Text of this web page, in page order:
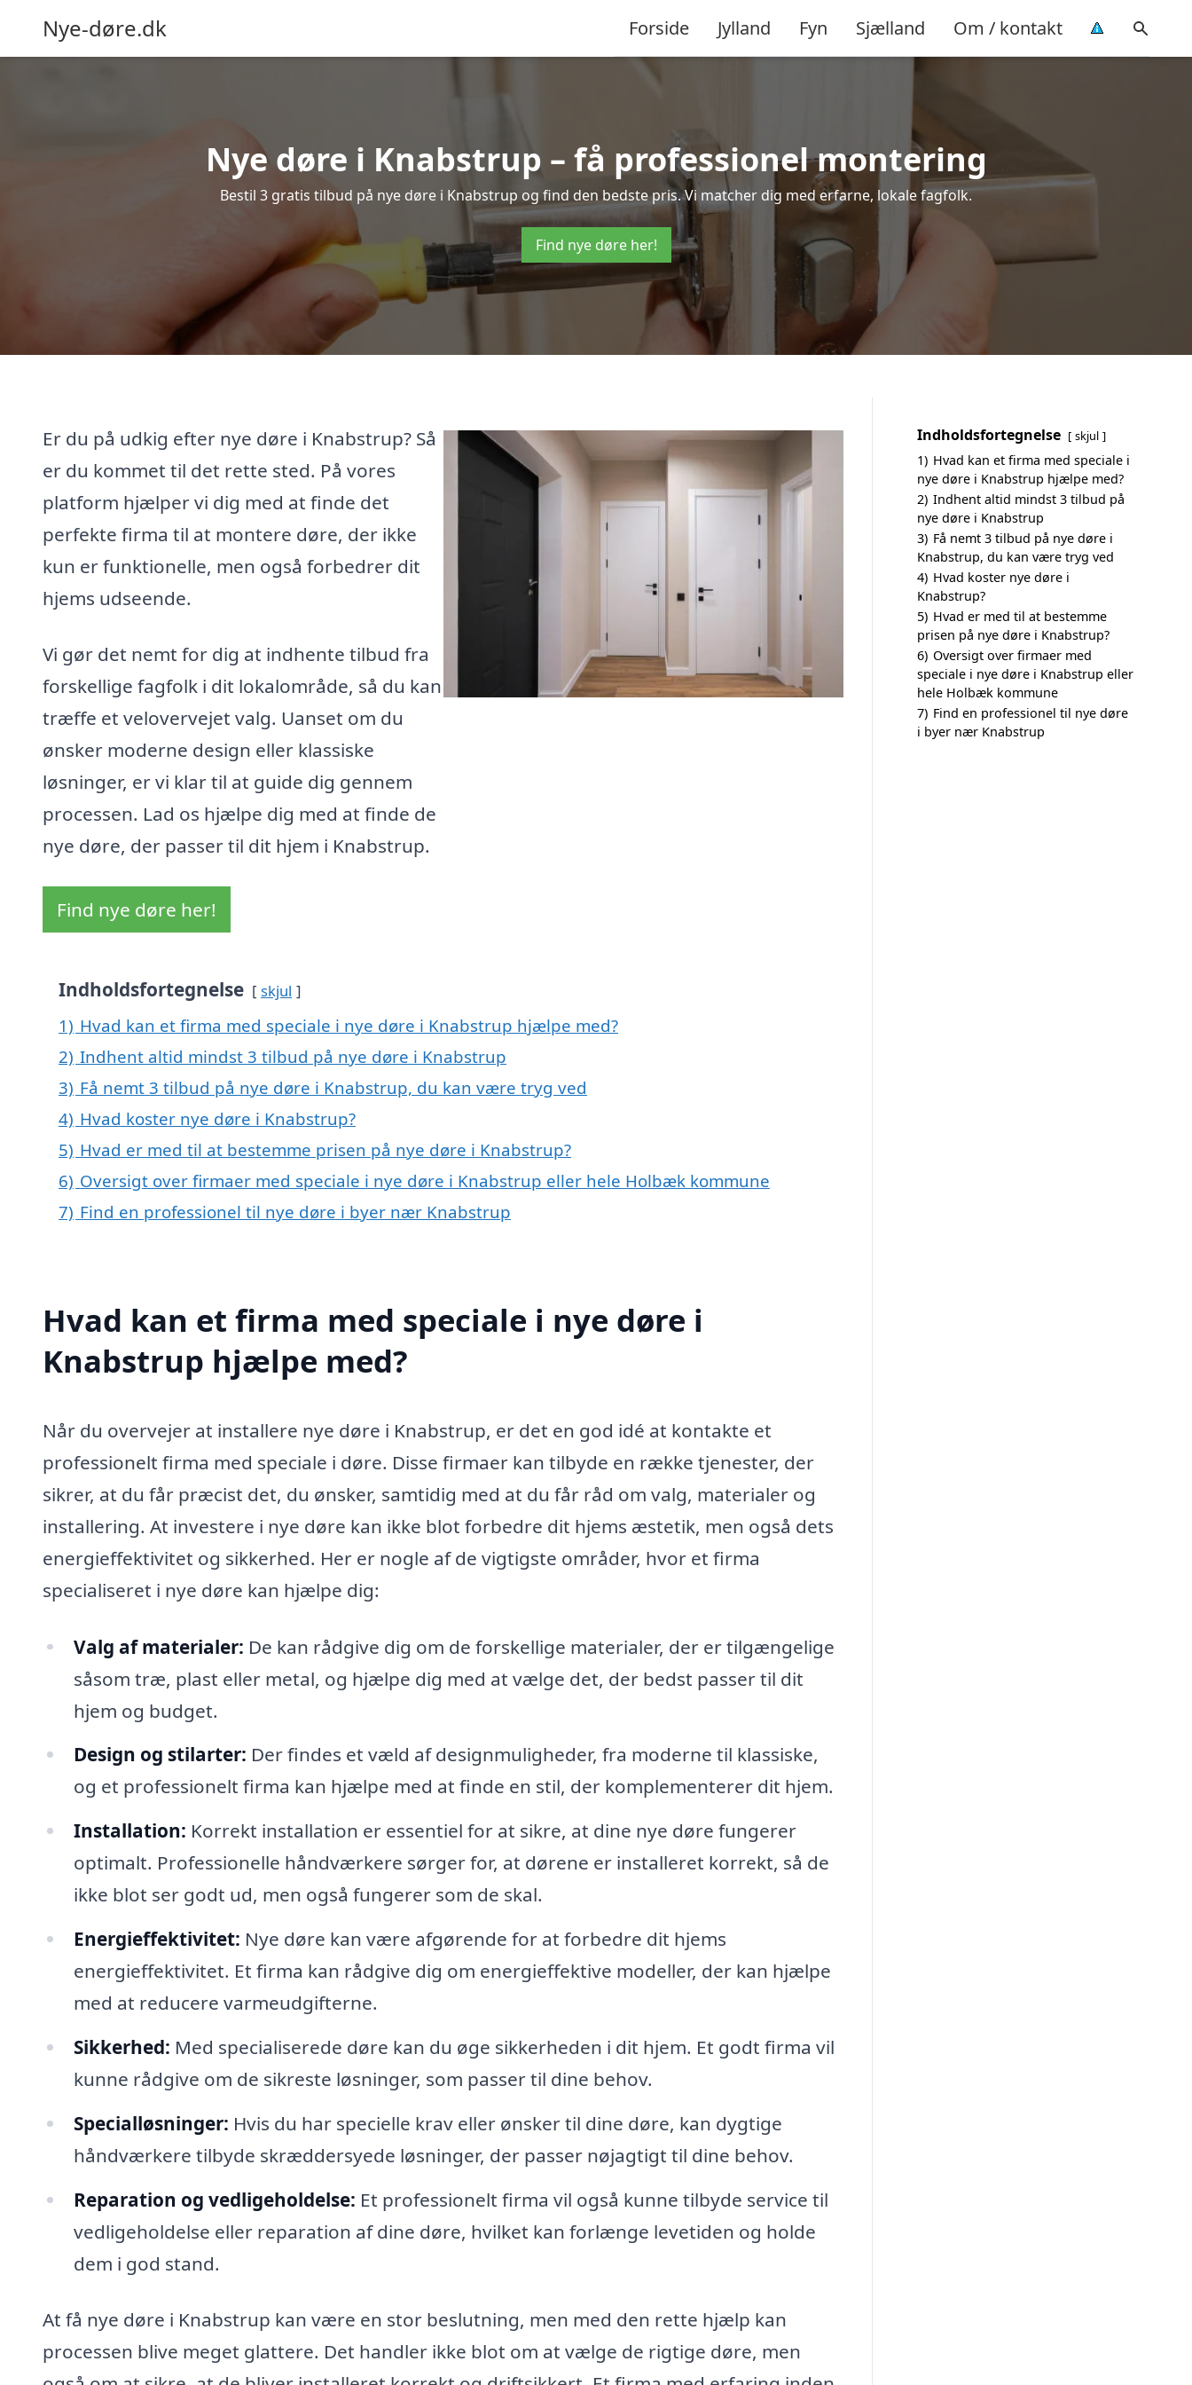
Nye-døre.dk Forside Jylland Fyn Sjælland Om / kontakt
Nye døre i Knabstrup – få professionel montering
Bestil 3 gratis tilbud på nye døre i Knabstrup og find den bedste pris. Vi matcher dig med erfarne, lokale fagfolk.
Find nye døre her!
Er du på udkig efter nye døre i Knabstrup? Så
er du kommet til det rette sted. På vores
platform hjælper vi dig med at finde det
perfekte firma til at montere døre, der ikke
kun er funktionelle, men også forbedrer dit
hjems udseende.
Vi gør det nemt for dig at indhente tilbud fra
forskellige fagfolk i dit lokalområde, så du kan
træffe et velovervejet valg. Uanset om du
ønsker moderne design eller klassiske
løsninger, er vi klar til at guide dig gennem
processen. Lad os hjælpe dig med at finde de
nye døre, der passer til dit hjem i Knabstrup.
Find nye døre her!
Indholdsfortegnelse skjul
1) Hvad kan et firma med speciale i nye døre i Knabstrup hjælpe med?
2) Indhent altid mindst 3 tilbud på nye døre i Knabstrup
3) Få nemt 3 tilbud på nye døre i Knabstrup, du kan være tryg ved
4) Hvad koster nye døre i Knabstrup?
5) Hvad er med til at bestemme prisen på nye døre i Knabstrup?
6) Oversigt over firmaer med speciale i nye døre i Knabstrup eller hele Holbæk kommune
7) Find en professionel til nye døre i byer nær Knabstrup
Hvad kan et firma med speciale i nye døre i
Knabstrup hjælpe med?
Når du overvejer at installere nye døre i Knabstrup, er det en god idé at kontakte et
professionelt firma med speciale i døre. Disse firmaer kan tilbyde en række tjenester, der
sikrer, at du får præcist det, du ønsker, samtidig med at du får råd om valg, materialer og
installering. At investere i nye døre kan ikke blot forbedre dit hjems æstetik, men også dets
energieffektivitet og sikkerhed. Her er nogle af de vigtigste områder, hvor et firma
specialiseret i nye døre kan hjælpe dig:
Valg af materialer: De kan rådgive dig om de forskellige materialer, der er tilgængelige
såsom træ, plast eller metal, og hjælpe dig med at vælge det, der bedst passer til dit
hjem og budget.
Design og stilarter: Der findes et væld af designmuligheder, fra moderne til klassiske,
og et professionelt firma kan hjælpe med at finde en stil, der komplementerer dit hjem.
Installation: Korrekt installation er essentiel for at sikre, at dine nye døre fungerer
optimalt. Professionelle håndværkere sørger for, at dørene er installeret korrekt, så de
ikke blot ser godt ud, men også fungerer som de skal.
Energieffektivitet: Nye døre kan være afgørende for at forbedre dit hjems
energieffektivitet. Et firma kan rådgive dig om energieffektive modeller, der kan hjælpe
med at reducere varmeudgifterne.
Sikkerhed: Med specialiserede døre kan du øge sikkerheden i dit hjem. Et godt firma vil
kunne rådgive om de sikreste løsninger, som passer til dine behov.
Specialløsninger: Hvis du har specielle krav eller ønsker til dine døre, kan dygtige
håndværkere tilbyde skræddersyede løsninger, der passer nøjagtigt til dine behov.
Reparation og vedligeholdelse: Et professionelt firma vil også kunne tilbyde service til
vedligeholdelse eller reparation af dine døre, hvilket kan forlænge levetiden og holde
dem i god stand.
At få nye døre i Knabstrup kan være en stor beslutning, men med den rette hjælp kan
processen blive meget glattere. Det handler ikke blot om at vælge de rigtige døre, men
Indholdsfortegnelse skjul
1) Hvad kan et firma med speciale i
nye døre i Knabstrup hjælpe med?
2) Indhent altid mindst 3 tilbud på
nye døre i Knabstrup
3) Få nemt 3 tilbud på nye døre i
Knabstrup, du kan være tryg ved
4) Hvad koster nye døre i
Knabstrup?
5) Hvad er med til at bestemme
prisen på nye døre i Knabstrup?
6) Oversigt over firmaer med
speciale i nye døre i Knabstrup eller
hele Holbæk kommune
7) Find en professionel til nye døre
i byer nær Knabstrup